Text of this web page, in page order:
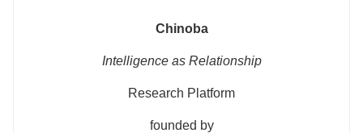
Chinoba
Intelligence as Relationship
Research Platform
founded by